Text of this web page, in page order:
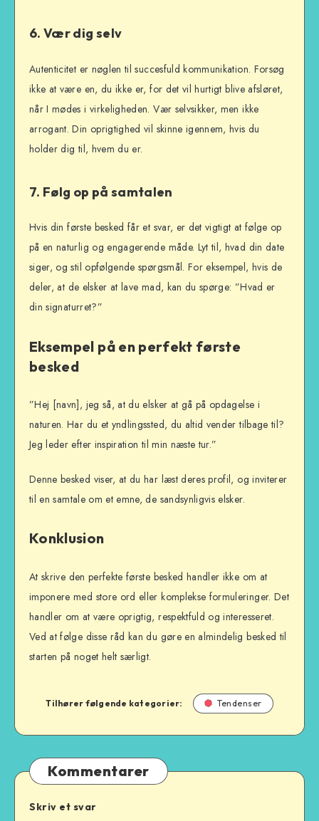
6. Vær dig selv
Autenticitet er nøglen til succesfuld kommunikation. Forsøg
ikke at være en, du ikke er, for det vil hurtigt blive afsløret,
når I mødes i virkeligheden. Vær selvsikker, men ikke
arrogant. Din oprigtighed vil skinne igennem, hvis du
holder dig til, hvem du er.
7. Følg op på samtalen
Hvis din første besked får et svar, er det vigtigt at følge op
på en naturlig og engagerende måde. Lyt til, hvad din date
siger, og stil opfølgende spørgsmål. For eksempel, hvis de
deler, at de elsker at lave mad, kan du spørge: ”Hvad er
din signaturret?”
Eksempel på en perfekt første
besked
”Hej [navn], jeg så, at du elsker at gå på opdagelse i
naturen. Har du et yndlingssted, du altid vender tilbage til?
Jeg leder efter inspiration til min næste tur.”
Denne besked viser, at du har læst deres profil, og inviterer
til en samtale om et emne, de sandsynligvis elsker.
Konklusion
At skrive den perfekte første besked handler ikke om at
imponere med store ord eller komplekse formuleringer. Det
handler om at være oprigtig, respektfuld og interesseret.
Ved at følge disse råd kan du gøre en almindelig besked til
starten på noget helt særligt.
Tilhører følgende kategorier: Tendenser
Kommentarer
Skriv et svar